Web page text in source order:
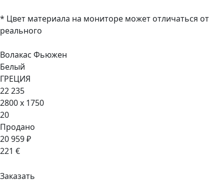
* Цвет материала на мониторе может отличаться от
реального
Волакас Фьюжен
Белый
ГРЕЦИЯ
22 235
2800 x 1750
20
Продано
20 959 ₽
221 €
Заказать